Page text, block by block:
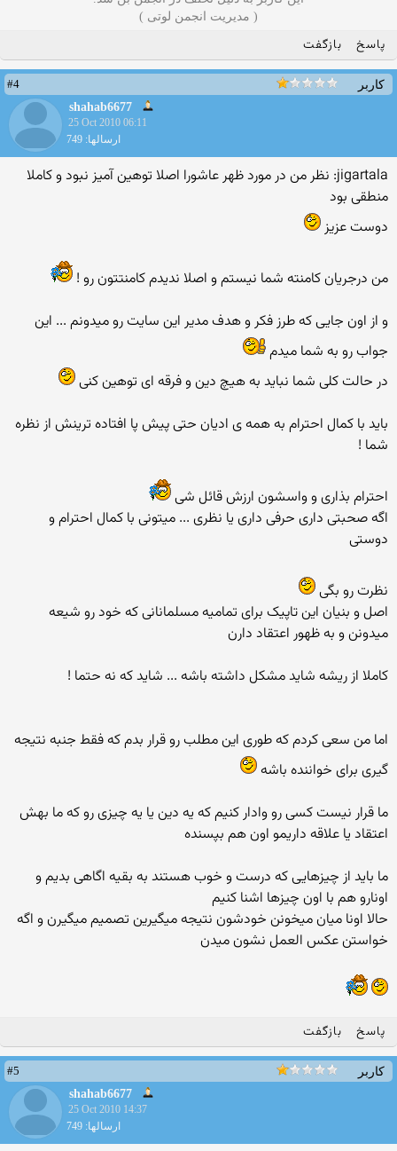
( مدیریت انجمن لوتی )
پاسخ بازگفت
کاربر
#4
shahab6677
25 Oct 2010 06:11
ارسالها: 749
jigartala: نظر من در مورد ظهر عاشورا اصلا توهین آمیز نبود و كاملا
منطقی بود
دوست عزیز
من درجریان کامنته شما نیستم و اصلا ندیدم کامنتتون رو !
و از اون جایی که طرز فکر و هدف مدیر این سایت رو میدونم ... این
جواب رو به شما میدم
در حالت کلی شما نباید به هیچ دین و فرقه ای توهین کنی
باید با کمال احترام به همه ی ادیان حتی پیش پا افتاده ترینش از نظره
شما !
احترام بذاری و واسشون ارزش قائل شی
اگه صحبتی داری حرفی داری یا نظری ... میتونی با کمال احترام و
دوستی
نظرت رو بگی
اصل و بنیان این تاپیک برای تمامیه مسلمانانی که خود رو شیعه
میدونن و به ظهور اعتقاد دارن
کاملا از ریشه شاید مشکل داشته باشه ... شاید که نه حتما !
اما من سعی کردم که طوری این مطلب رو قرار بدم که فقط جنبه نتیجه
گیری برای خواننده باشه
ما قرار نیست کسی رو وادار کنیم که یه دین یا یه چیزی رو که ما بهش
اعتقاد یا علاقه داریمو اون هم بپسنده
ما باید از چیزهایی که درست و خوب هستند به بقیه اگاهی بدیم و
اونارو هم با اون چیزها اشنا کنیم
حالا اونا میان میخونن خودشون نتیجه میگیرین تصمیم میگیرن و اگه
خواستن عکس العمل نشون میدن
پاسخ بازگفت
کاربر
#5
shahab6677
25 Oct 2010 14:37
ارسالها: 749